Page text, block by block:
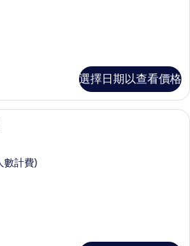
選擇日期以查看價格
傳統客房, 1 張標準雙人床 | 高級寢具
數計費)